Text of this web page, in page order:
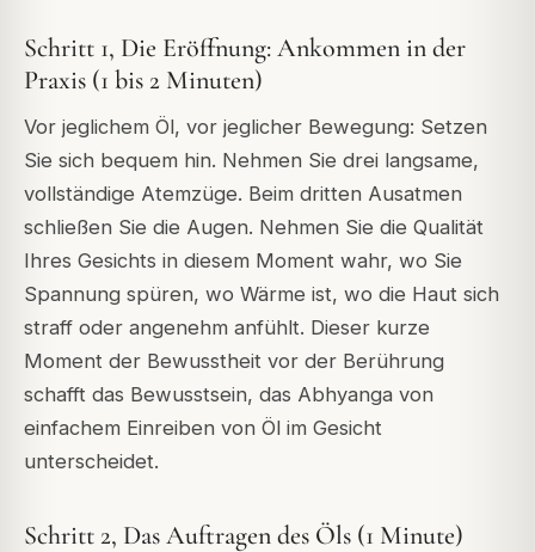
Schritt 1, Die Eröffnung: Ankommen in der
Praxis (1 bis 2 Minuten)
Vor jeglichem Öl, vor jeglicher Bewegung: Setzen
Sie sich bequem hin. Nehmen Sie drei langsame,
vollständige Atemzüge. Beim dritten Ausatmen
schließen Sie die Augen. Nehmen Sie die Qualität
Ihres Gesichts in diesem Moment wahr, wo Sie
Spannung spüren, wo Wärme ist, wo die Haut sich
straff oder angenehm anfühlt. Dieser kurze
Moment der Bewusstheit vor der Berührung
schafft das Bewusstsein, das Abhyanga von
einfachem Einreiben von Öl im Gesicht
unterscheidet.
Schritt 2, Das Auftragen des Öls (1 Minute)